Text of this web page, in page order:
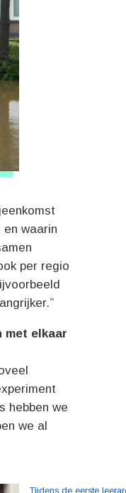
waarin
per regio
met elkaar
hebben we
we al
Tijdens de eerste